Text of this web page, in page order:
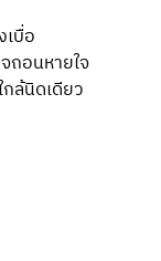
บื่อ
ถอนหายใจ
ล้นิดเดียว